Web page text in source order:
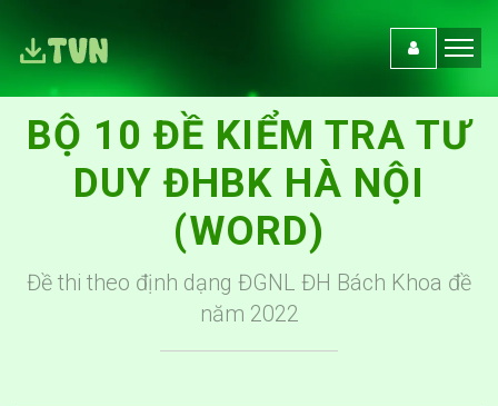
BỘ 10 ĐỀ KIỂM TRA TƯ
DUY ĐHBK HÀ NỘI
(WORD)
Đề thi theo định dạng ĐGNL ĐH Bách Khoa đề
năm 2022